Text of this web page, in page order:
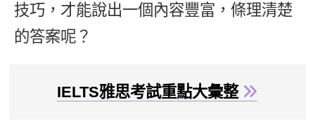
技巧，才能說出一個內容豐富，條理清楚
的答案呢？
IELTS雅思考試重點大彙整